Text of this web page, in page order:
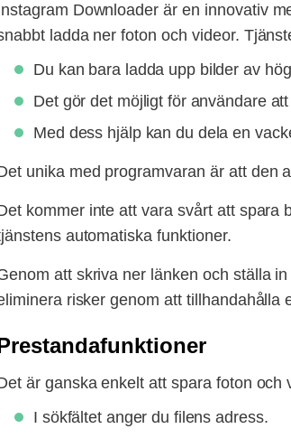
Downloader är en innovativ
ladda ner foton och videor.
Du kan bara ladda upp bilder av
Det gör det möjligt för användare
Med dess hjälp kan du dela en
unika med programvaran är att den
kommer inte att vara svårt att spara
automatiska funktioner.
att skriva ner länken och ställa
risker genom att tillhandahålla
är ganska enkelt att spara foton
I sökfältet anger du filens adress.